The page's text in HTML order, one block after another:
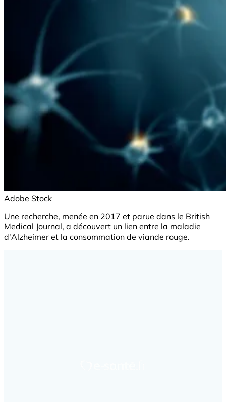
Adobe Stock
Une recherche, menée en 2017 et parue dans le British
Medical Journal, a découvert un lien entre la maladie
d'Alzheimer et la consommation de viande rouge.